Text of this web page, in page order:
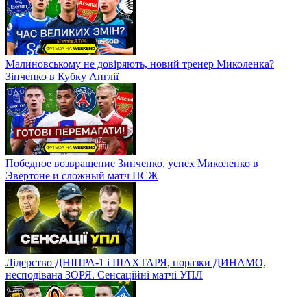
Малиновському не довіряють, новий тренер Миколенка?
Зінченко в Кубку Англії
Победное возвращение Зинченко, успех Миколенко в
Эвертоне и сложный матч ПСЖ
Лідерство ДНІПРА-1 і ШАХТАРЯ, поразки ДИНАМО,
несподівана ЗОРЯ. Сенсаційні матчі УПЛ